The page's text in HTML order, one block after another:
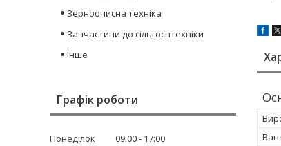
Зерноочисна техніка
Запчастини до сільгосптехніки
Інше
Графік роботи
Понеділок 09:00
17:00